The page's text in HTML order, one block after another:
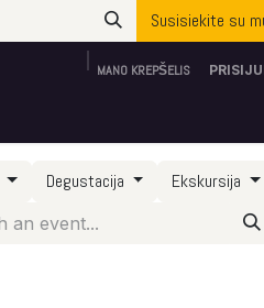
Susisiekite su
MANO KREPŠELIS
Degustacija
Ekskursija